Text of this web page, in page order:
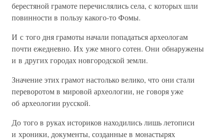
берестяной грамоте перечислялись села, с которых шли
повинности в пользу какого-то Фомы.
И с того дня грамоты начали попадаться археологам
почти ежедневно. Их уже много сотен. Они обнаружены
и в других городах новгородской земли.
Значение этих грамот настолько велико, что они стали
переворотом в мировой археологии, не говоря уже
об археологии русской.
До того в руках историков находились лишь летописи
и хроники, документы, созданные в монастырях